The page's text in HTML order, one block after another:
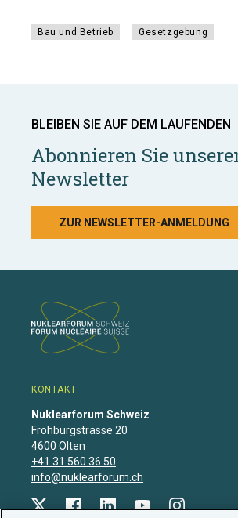
Bau und Betrieb Gesetzgebung
BLEIBEN SIE AUF DEM LAUFENDEN
Abonnieren Sie
Newsletter
ZUR NEWSLETTER-ANMELDUNG
KONTAKT
Nuklearforum Schweiz
Frohburgstrasse 20
4600 Olten
+41 31 560 36 50
info@nuklearforum.ch